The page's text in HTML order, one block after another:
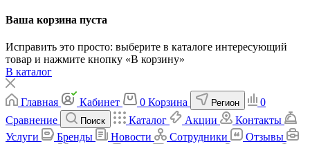
Ваша корзина пуста
Исправить это просто: выберите в каталоге интересующий
товар и нажмите кнопку «В корзину»
В каталог
Главная Кабинет 0 Корзина Регион
0
Сравнение
Поиск Каталог Акции
Контакты
Услуги
Бренды Новости Сотрудники Отзывы